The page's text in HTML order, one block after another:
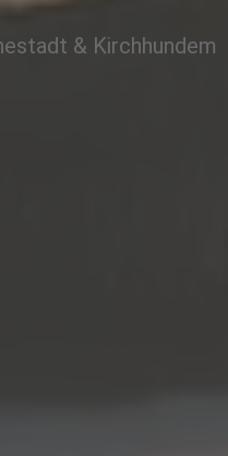
& Kirchhundem